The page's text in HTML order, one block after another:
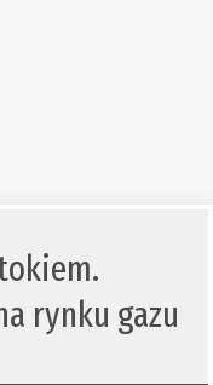
rynku gazu